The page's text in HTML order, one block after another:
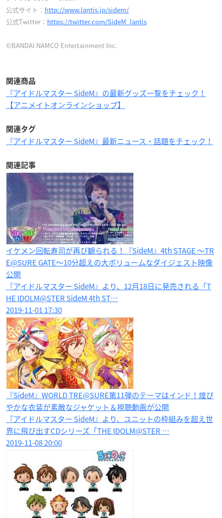
公式サイト： http://www.lantis.jp/sidem/
公式Twitter： https://twitter.com/SideM_lantis
©BANDAI NAMCO Entertainment Inc.
関連商品
『アイドルマスター SideM』の最新グッズ一覧をチェック！
【アニメイトオンラインショップ】
関連タグ
『アイドルマスター SideM』最新ニュース・話題をチェック！
関連記事
イケメン回転寿司が再び観られる！『SideM』4th STAGE ～TR
E@SURE GATE～10分超えの大ボリュームなダイジェスト映像
公開
『アイドルマスター SideM』より、12月18日に発売される「T
HE IDOLM@STER SideM 4th ST…
2019-11-01 17:30
『SideM』WORLD TRE@SURE第11弾のテーマはインド！煌び
やかな衣装が素敵なジャケット＆視聴動画が公開
『アイドルマスター SideM』より、ユニットの枠組みを超え世
界に飛び出すCDシリーズ「THE IDOLM@STER …
2019-11-08 20:00